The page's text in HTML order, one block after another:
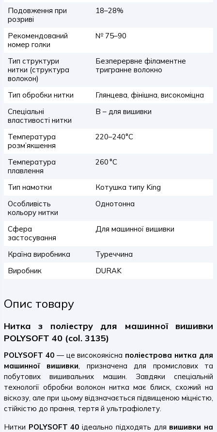
Подовження при
розриві
18–28%
Рекомендований
номер голки
№ 75–90
Тип структури
нитки (структура
волокон)
Безперервне філаментне
тригранне волокно
Тип обробки нитки
Глянцева, фінішна, високоміцна
Спеціальні
властивості нитки
B – для вишивки
Температура
розм’якшення
220–240°C
Температура
плавлення
260 °C
Тип намотки
Котушка типу King
Особливість
кольору нитки
Однотонна
Сфера
застосування
Для машинної вишивки
Країна виробника
Туреччина
Виробник
DURAK
Опис товару
Нитка з поліестру для машинної вишивки
POLYSOFT 40 (col. 3135)
POLYSOFT 40— це високоякісна поліестрова нитка для
машинної вишивки, призначена для промислових та
побутових вишивальних машин. Завдяки спеціальній
технології обробки волокон нитка має блиск, схожий на
віскозу, але при цьому відзначається підвищеною міцністю,
стійкістю до прання, тертя й ультрафіолету.
Нитки POLYSOFT 40 ідеально підходять для вишивки на